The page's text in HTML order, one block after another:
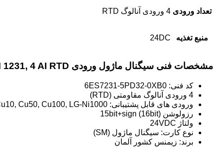
تعداد ورودی 4 ورودی آنالوگ RTD
منبع تغذیه 24DC
مشخصات فنی سیگنال ماژول ورودی SM 1231, 4 AI RTD
کد فنی: 6ES7231-5PD32-0XB0
4 ورودی آنالوگ مقاومتی (RTD)
ورودی های قابل پشتیبانی: Pt10, Pt50, Pt100, Pt200, Pt500, Pt1000, Ni100, Ni500, Ni1000, Cu10, Cu50, Cu100, LG-Ni1000
رزولوشن 15bit+sign (16bit)
ولتاژ 24VDC
نوع کارت: سیگنال ماژول (SM)
برند: زیمنس کشور آلمان